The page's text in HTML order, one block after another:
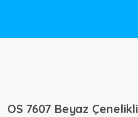
OS 7607 Beyaz Çenelikli